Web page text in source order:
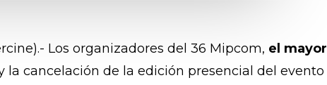
Los organizadores del 36 Mipcom, el
la cancelación de la edición presencial del